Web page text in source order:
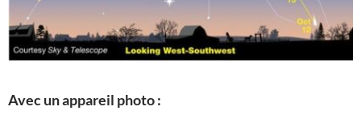
Avec un appareil photo :